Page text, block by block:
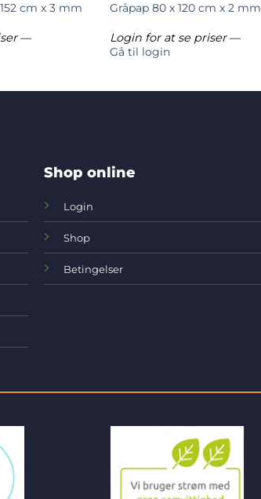
cm x 3 mm
—
Gråpap 80 x 120 cm x 2 mm
Login for at se priser—
Gå til login
Shop online
Login
Shop
Betingelser